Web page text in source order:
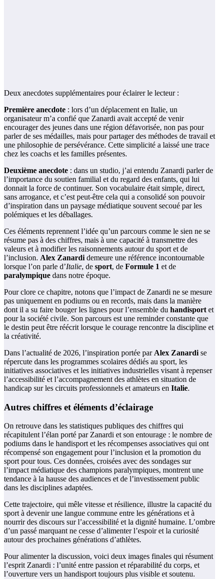
Deux anecdotes supplémentaires pour éclairer le lecteur :
Première anecdote : lors d’un déplacement en Italie, un
organisateur m’a confié que Zanardi avait accepté de venir
encourager des jeunes dans une région défavorisée, non pas pour
parler de ses médailles, mais pour partager des méthodes de travail et
une philosophie de persévérance. Cette simplicité a laissé une trace
chez les coachs et les familles présentes.
Deuxième anecdote : dans un studio, j’ai entendu Zanardi parler de
l’importance du soutien familial et du regard des enfants, qui lui
donnait la force de continuer. Son vocabulaire était simple, direct,
sans arrogance, et c’est peut-être cela qui a consolidé son pouvoir
d’inspiration dans un paysage médiatique souvent secoué par les
polémiques et les déballages.
Ces éléments reprennent l’idée qu’un parcours comme le sien ne se
résume pas à des chiffres, mais à une capacité à transmettre des
valeurs et à modifier les raisonnements autour du sport et de
l’inclusion. Alex Zanardi demeure une référence incontournable
lorsque l’on parle d’Italie, de sport, de Formule 1 et de
paralympique dans notre époque.
Pour clore ce chapitre, notons que l’impact de Zanardi ne se mesure
pas uniquement en podiums ou en records, mais dans la manière
dont il a su faire bouger les lignes pour l’ensemble du handisport et
pour la société civile. Son parcours est une reminder constante que
le destin peut être réécrit lorsque le courage rencontre la discipline et
la créativité.
Dans l’actualité de 2026, l’inspiration portée par Alex Zanardi se
répercute dans les programmes scolaires dédiés au sport, les
initiatives associatives et les initiatives industrielles visant à repenser
l’accessibilité et l’accompagnement des athlètes en situation de
handicap sur les circuits professionnels et amateurs en Italie.
Autres chiffres et éléments d’éclairage
On retrouve dans les statistiques publiques des chiffres qui
récapitulent l’élan porté par Zanardi et son entourage : le nombre de
podiums dans le handisport et les récompenses associatives qui ont
récompensé son engagement pour l’inclusion et la promotion du
sport pour tous. Ces données, croisées avec des sondages sur
l’impact médiatique des champions paralympiques, montrent une
tendance à la hausse des audiences et de l’investissement public
dans les disciplines adaptées.
Cette trajectoire, qui mêle vitesse et résilience, illustre la capacité du
sport à devenir une langue commune entre les générations et à
nourrir des discours sur l’accessibilité et la dignité humaine. L’ombre
d’un passé marquant ne cesse d’alimenter l’espoir et la curiosité
autour des prochaines générations d’athlètes.
Pour alimenter la discussion, voici deux images finales qui résument
l’esprit Zanardi : l’unité entre passion et réparabilité du corps, et
l’ouverture vers un handisport toujours plus visible et soutenu.